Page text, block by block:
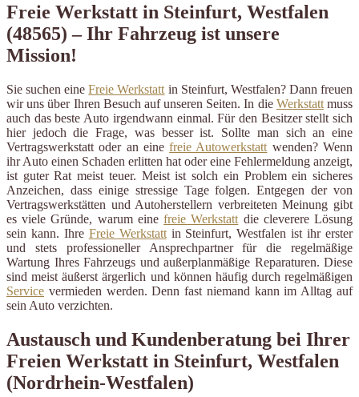
Freie Werkstatt in Steinfurt, Westfalen
(48565) – Ihr Fahrzeug ist unsere
Mission!
Sie suchen eineFreie Werkstatt in Steinfurt, Westfalen? Dann freuen
wir uns über Ihren Besuch auf unseren Seiten. In die Werkstattmuss
auch das beste Auto irgendwann einmal. Für den Besitzer stellt sich
hier jedoch die Frage, was besser ist. Sollte man sich an eine
Vertragswerkstatt oder an einefreie Autowerkstatt wenden? Wenn
ihr Auto einen Schaden erlitten hat oder eine Fehlermeldung anzeigt,
ist guter Rat meist teuer. Meist ist solch ein Problem ein sicheres
Anzeichen, dass einige stressige Tage folgen. Entgegen der von
Vertragswerkstätten und Autoherstellern verbreiteten Meinung gibt
es viele Gründe, warum einefreie Werkstatt die cleverere Lösung
sein kann. Ihre Freie Werkstattin Steinfurt, Westfalen ist ihr erster
und stets professioneller Ansprechpartner für die regelmäßige
Wartung Ihres Fahrzeugs und außerplanmäßige Reparaturen. Diese
sind meist äußerst ärgerlich und können häufig durch regelmäßigen
Service vermieden werden. Denn fast niemand kann im Alltag auf
sein Auto verzichten.
Austausch und Kundenberatung bei Ihrer
Freien Werkstatt in Steinfurt, Westfalen
(Nordrhein-Westfalen)